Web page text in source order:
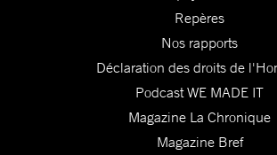
Repères
Nos rapports
Déclaration des droits de
Podcast WE MADE IT
Magazine La Chronique
Magazine Bref